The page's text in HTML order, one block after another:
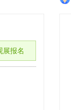
展报名